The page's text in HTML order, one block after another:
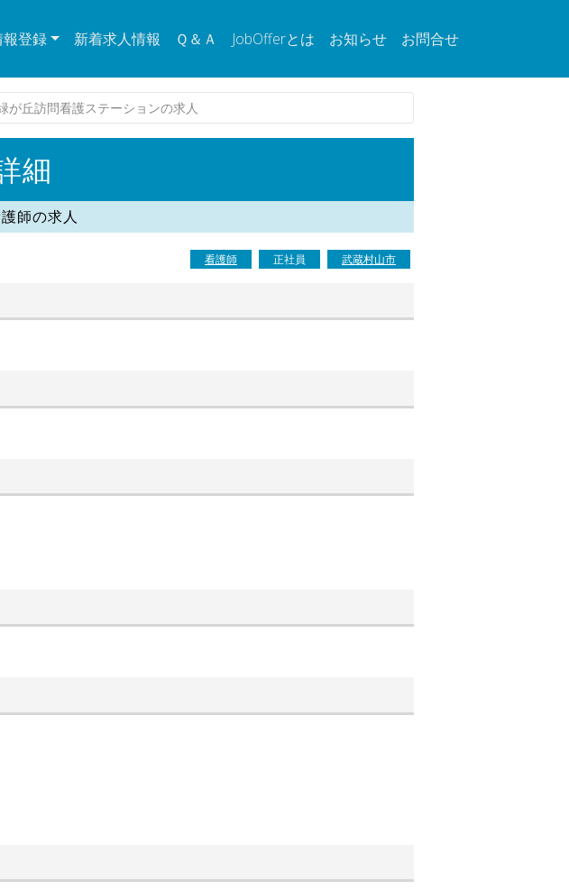
登録 新着求人情報 Ｑ＆Ａ JobOfferとは お知らせ お問合せ
が丘訪問看護ステーションの求人
細
師の求人
看護師 正社員 武蔵村山市